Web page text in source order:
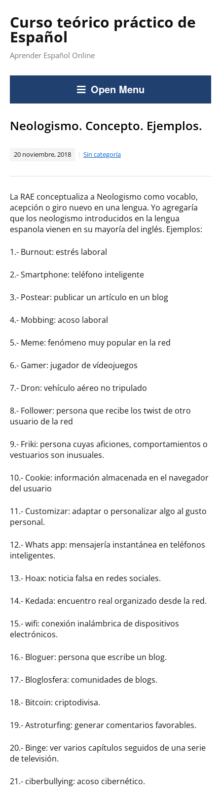
Curso teórico práctico de
Español
Aprender Español Online
Open Menu
Neologismo. Concepto. Ejemplos.
20 noviembre, 2018 Sin categoría
La RAE conceptualiza a Neologismo como vocablo,
acepción o giro nuevo en una lengua. Yo agregaría
que los neologismo introducidos en la lengua
espanola vienen en su mayoría del inglés. Ejemplos:
1.- Burnout: estrés laboral
2.- Smartphone: teléfono inteligente
3.- Postear: publicar un artículo en un blog
4.- Mobbing: acoso laboral
5.- Meme: fenómeno muy popular en la red
6.- Gamer: jugador de vídeojuegos
7.- Dron: vehículo aéreo no tripulado
8.- Follower: persona que recibe los twist de otro
usuario de la red
9.- Friki: persona cuyas aficiones, comportamientos o
vestuarios son inusuales.
10.- Cookie: información almacenada en el navegador
del usuario
11.- Customizar: adaptar o personalizar algo al gusto
personal.
12.- Whats app: mensajería instantánea en teléfonos
inteligentes.
13.- Hoax: noticia falsa en redes sociales.
14.- Kedada: encuentro real organizado desde la red.
15.- wifi: conexión inalámbrica de dispositivos
electrónicos.
16.- Bloguer: persona que escribe un blog.
17.- Bloglosfera: comunidades de blogs.
18.- Bitcoin: criptodivisa.
19.- Astroturfing: generar comentarios favorables.
20.- Binge: ver varios capítulos seguidos de una serie
de televisión.
21.- ciberbullying: acoso cibernético.